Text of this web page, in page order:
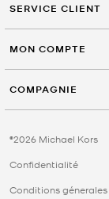
SERVICE CLIENT
MON COMPTE
COMPAGNIE
©2026 Michael Kors
Confidentialité
Conditions génerales